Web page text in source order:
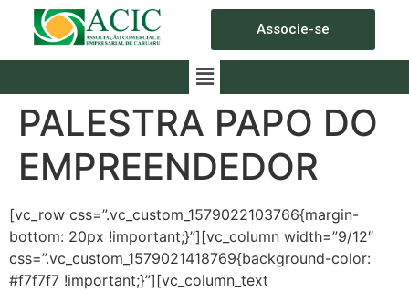
Associe-se
PALESTRA PAPO DO
EMPREENDEDOR
[vc_row css=”.vc_custom_1579022103766{margin-
bottom: 20px !important;}”][vc_column width=”9/12″
css=”.vc_custom_1579021418769{background-color:
#f7f7f7 !important;}”][vc_column_text